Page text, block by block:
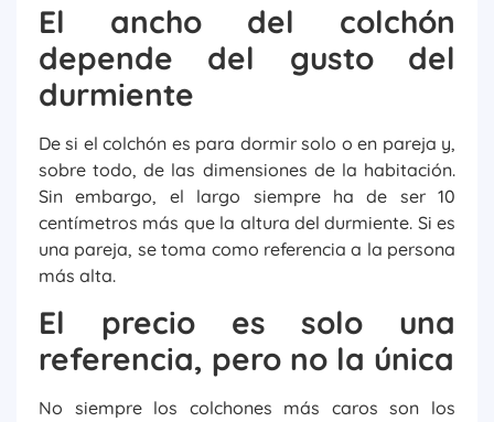
El ancho del colchón
depende del gusto del
durmiente
De si el colchón es para dormir solo o en pareja y,
sobre todo, de las dimensiones de la habitación.
Sin embargo, el largo siempre ha de ser 10
centímetros más que la altura del durmiente. Si es
una pareja, se toma como referencia a la persona
más alta.
El precio es solo una
referencia, pero no la única
No siempre los colchones más caros son los